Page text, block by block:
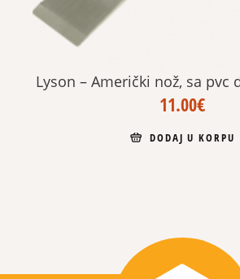
Lyson – Američki nož, sa pvc
11.00€
DODAJ U KORPU